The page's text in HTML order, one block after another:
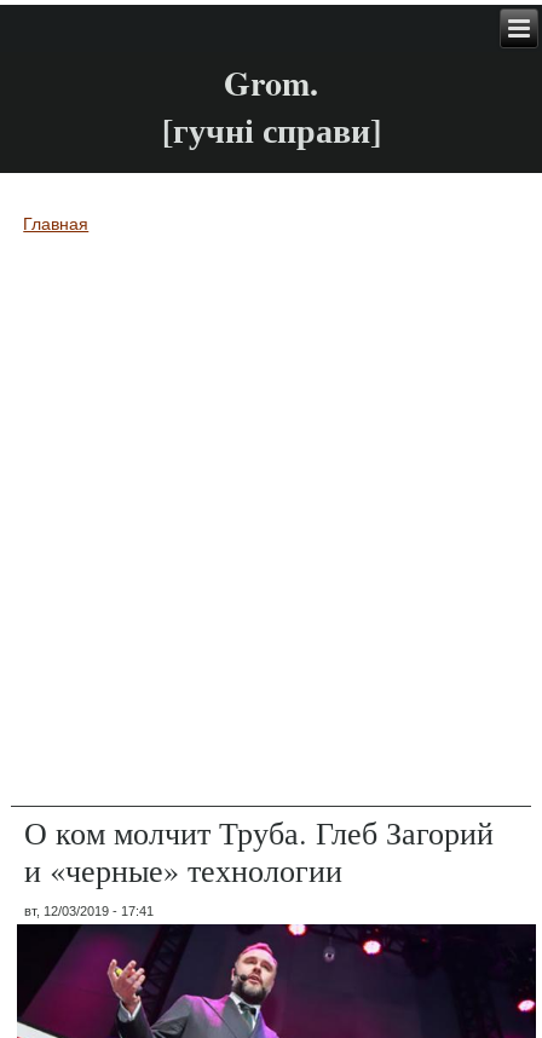
Grom.
[гучні справи]
Вы здесь
Главная
О ком молчит Труба. Глеб Загорий
и «черные» технологии
вт, 12/03/2019 - 17:41